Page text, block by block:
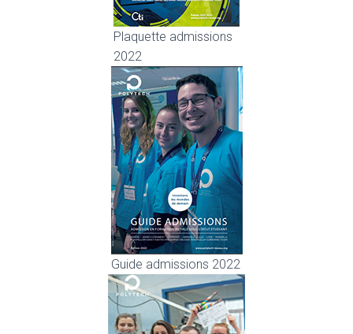
Plaquette admissions
2022
Guide admissions 2022